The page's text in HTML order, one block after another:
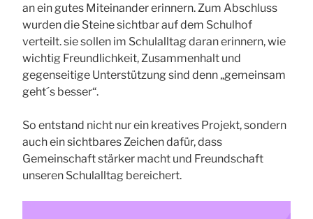
an ein gutes Miteinander erinnern. Zum Abschluss
wurden die Steine sichtbar auf dem Schulhof
verteilt. sie sollen im Schulalltag daran erinnern, wie
wichtig Freundlichkeit, Zusammenhalt und
gegenseitige Unterstützung sind denn „gemeinsam
geht´s besser“.
So entstand nicht nur ein kreatives Projekt, sondern
auch ein sichtbares Zeichen dafür, dass
Gemeinschaft stärker macht und Freundschaft
unseren Schulalltag bereichert.